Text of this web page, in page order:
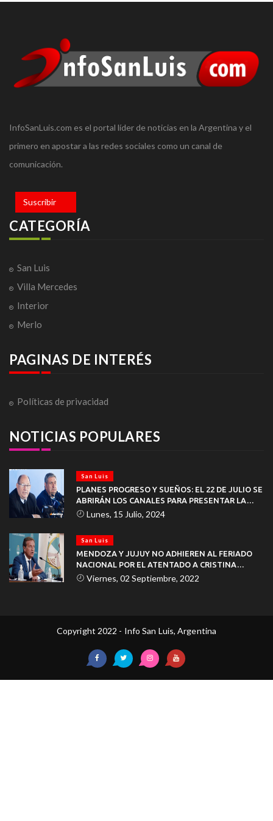
InfoSanLuis.com es el portal líder de noticias en la Argentina y el
primero en apostar a las redes sociales como un canal de
comunicación.
Suscribir
CATEGORÍA
San Luis
Villa Mercedes
Interior
Merlo
PAGINAS DE INTERÉS
Políticas de privacidad
NOTICIAS POPULARES
San Luis
PLANES PROGRESO Y SUEÑOS: EL 22 DE JULIO SE
ABRIRÁN LOS CANALES PARA PRESENTAR LA
DOCUMENTACIÓN
Lunes, 15 Julio, 2024
San Luis
MENDOZA Y JUJUY NO ADHIEREN AL FERIADO
NACIONAL POR EL ATENTADO A CRISTINA
KIRCHNER
Viernes, 02 Septiembre, 2022
Copyright 2022 - Info San Luis, Argentina